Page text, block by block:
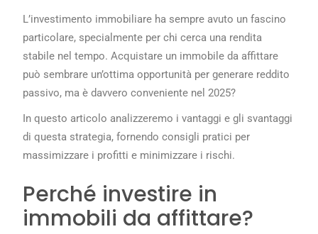
L’investimento immobiliare ha sempre avuto un fascino
particolare, specialmente per chi cerca una rendita
stabile nel tempo. Acquistare un immobile da affittare
può sembrare un’ottima opportunità per generare reddito
passivo, ma è davvero conveniente nel 2025?
In questo articolo analizzeremo i vantaggi e gli svantaggi
di questa strategia, fornendo consigli pratici per
massimizzare i profitti e minimizzare i rischi.
Perché investire in
immobili da affittare?